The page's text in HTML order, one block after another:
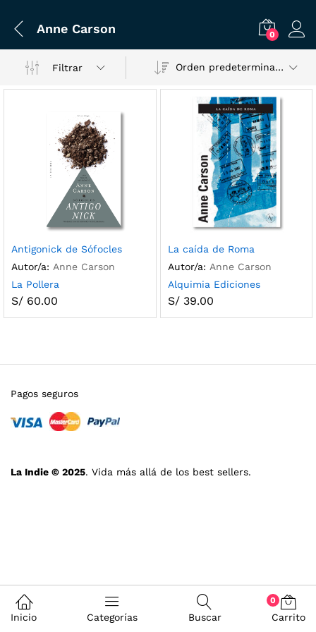
Anne Carson 0
Filtrar Orden predeterminado
Antigonick de Sófocles
Autor/a: Anne Carson
La Pollera
S/ 60.00
La caída de Roma
Autor/a: Anne Carson
Alquimia Ediciones
S/39.00
La Indie © 2025. Vida más allá de los best sellers.
Pagos seguros
Inicio Categorías Buscar
0
Carrito